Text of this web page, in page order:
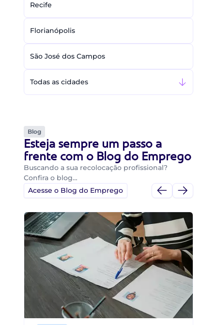
Recife
Florianópolis
São José dos Campos
Todas as cidades
Blog
Esteja sempre um passo a
frente com o Blog do Emprego
Buscando a sua recolocação profissional?
Confira o blog…
Acesse o Blog do Emprego